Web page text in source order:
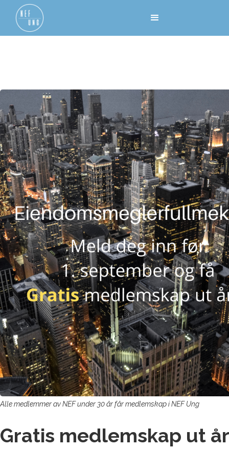
Alle medlemmer av NEF under 30 år får medlemskap i NEF Ung
Gratis medlemskap ut